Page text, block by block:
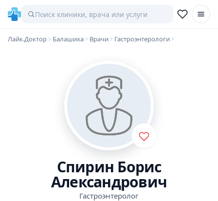
Лайк.Доктор Балашиха Врачи Гастроэнтерологи
Спирин Борис
Александрович
Гастроэнтеролог